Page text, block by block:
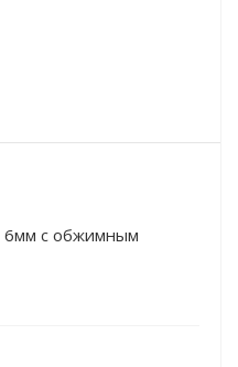
6мм с обжимным